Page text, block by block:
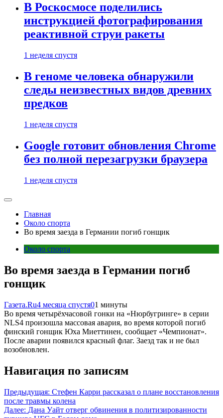
В Роскосмосе поделились
инструкцией фотографирования
реактивной струи ракеты
1 неделя спустя
В геноме человека обнаружили
следы неизвестных видов древних
предков
1 неделя спустя
Google готовит обновления Chrome
без полной перезагрузки браузера
1 неделя спустя
Главная
Около спорта
Во время заезда в Германии погиб гонщик
Около спорта
Во время заезда в Германии погиб
гонщик
Газета.Ru4 месяца спустя01 минуты
Во время четырёхчасовой гонки на «Нюрбугринге» в серии
NLS4 произошла массовая авария, во время которой погиб
финский гонщик Юха Миеттинен, сообщает «Чемпионат».
После аварии появился красный флаг. Заезд так и не был
возобновлен.
Навигация по записям
Предыдущая: Стефен Карри рассказал о плане восстановления
после травмы колена
Далее: Дана Уайт отверг обвинения в политизированности